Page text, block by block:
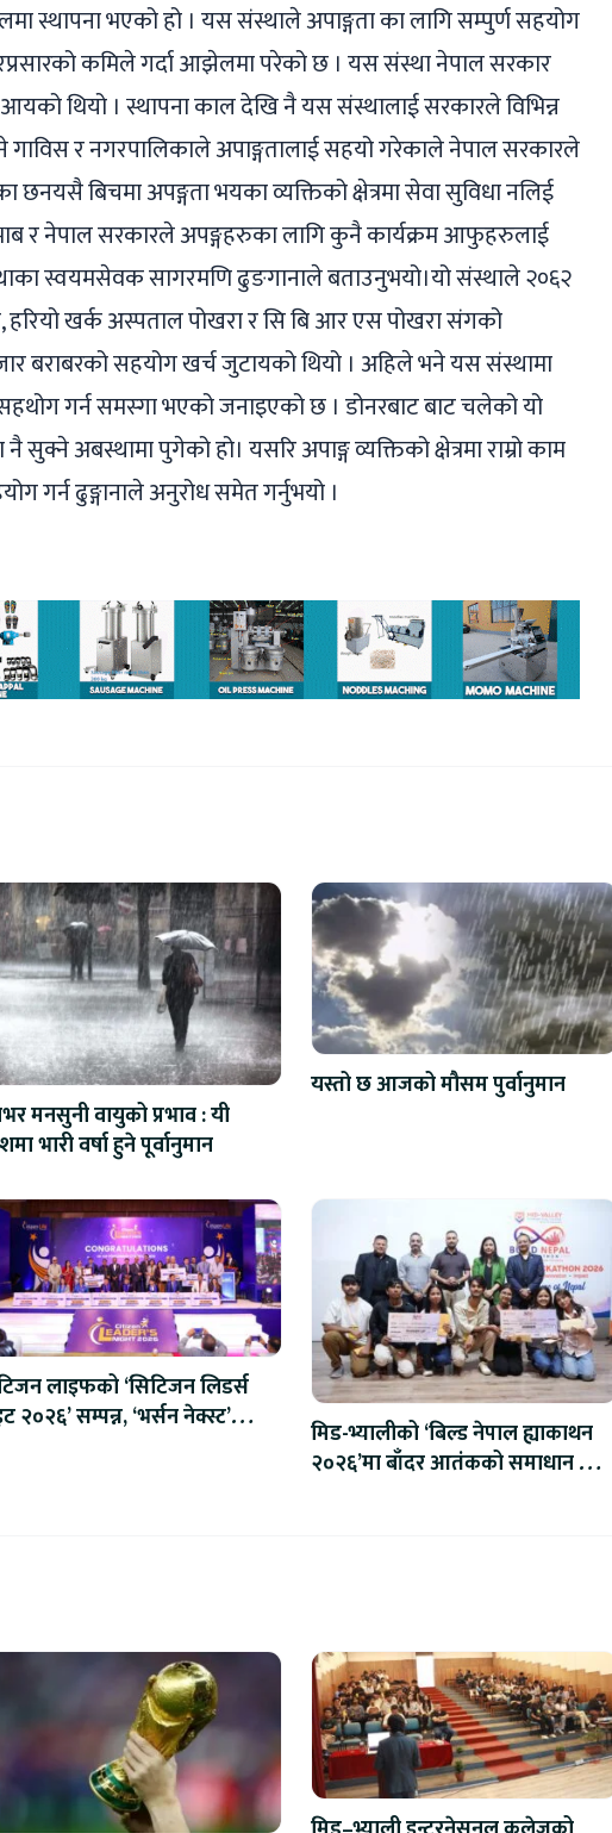
स्थापना भएको हो । यस संस्थाले अपाङ्गता का लागि सम्पुर्ण सहयोग
कमिले गर्दा आझेलमा परेको छ । यस संस्था नेपाल सरकार
थियो । स्थापना काल देखि नै यस संस्थालाई सरकारले विभिन्न
गाविस र नगरपालिकाले अपाङ्गतालाई सहयो गरेकाले नेपाल सरकारले
बिचमा अपङ्गता भयका व्यक्तिको क्षेत्रमा सेवा सुविधा नलिई
र नेपाल सरकारले अपङ्गहरुका लागि कुनै कार्यक्रम आफुहरुलाई
स्वयमसेवक सागरमणि ढुङगानाले बताउनुभयो।यो संस्थाले २०६२
खर्क अस्पताल पोखरा र सि बि आर एस पोखरा संगको
बराबरको सहयोग खर्च जुटायको थियो । अहिले भने यस संस्थामा
गर्न समस्गा भएको जनाइएको छ । डोनरबाट बाट चलेको यो
अबस्थामा पुगेको हो। यसरि अपाङ्ग व्यक्तिको क्षेत्रमा राम्रो काम
गर्न ढुङ्गानाले अनुरोध समेत गर्नुभयो ।
मनसुनी वायुको प्रभाव : यी
भारी वर्षा हुने पूर्वानुमान
यस्तो छ आजको मौसम पुर्वानुमान
लाइफको ‘सिटिजन लिडर्स
२०२६’ सम्पन्न, ‘भर्सन नेक्स्ट’
मिड-भ्यालीको ‘बिल्ड नेपाल ह्याकाथन
२०२६’मा बाँदर आतंकको समाधान खोज्ने